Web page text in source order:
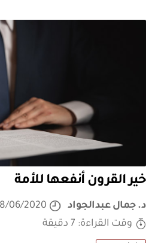
خير القرون أنفعها للأمة
د. جمال عبدالجواد
18/06/2020
وقت القراءة: 7 دقيقة